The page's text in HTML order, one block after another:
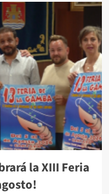
la XIII Feria